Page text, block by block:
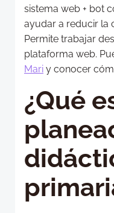
sistema web + bot
ayudar a reducir la
Permite trabajar
plataforma web.
Mari y conocer
¿Qué